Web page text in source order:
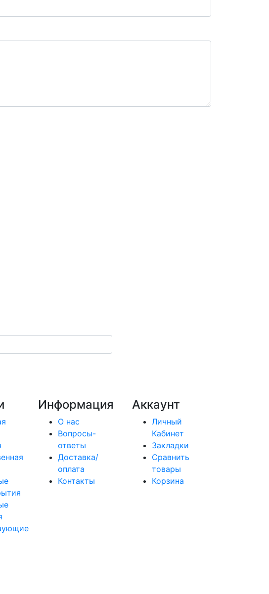
Информация
О нас
Вопросы-
ответы
Доставка/
оплата
Контакты
Аккаунт
Личный
Кабинет
Закладки
Сравнить
товары
Корзина